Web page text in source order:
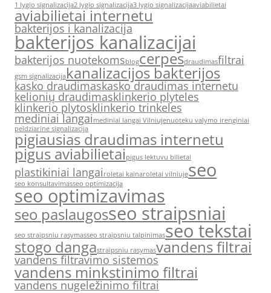
1 lygio signalizacija2 lygio signalizacija3 lygio signalizacijaaviabilietai
aviabilietai internetu
bakterijos i kanalizacija
bakterijos kanalizacijai
bakterijos nuotekomsblogcerpesdraudimasfiltrai
gsm signalizacijakanalizacijos bakterijos
kasko draudimaskasko draudimas internetu
kelionių draudimasklinkerio plyteles
klinkerio plytosklinkerio trinkeles
mediniai langai mediniai langai Vilniujenuoteku valymo irenginiai
peidziarine signalizacija
pigiausias draudimas internetu
pigus aviabilietaipigus lektuvu bilietai
plastikiniai langai roletai kainaroletai vilniujeseo
seo konsultavimasseo optimizacija
seo optimizavimas
seo paslaugosseo straipsniai
seo straipsniu rasymasseo straipsniu talpinimasseo tekstai
stogo dangastraipsniu rasymasvandens filtrai
vandens filtravimo sistemos
vandens minkstinimo filtrai
vandens nugeležinimo filtrai